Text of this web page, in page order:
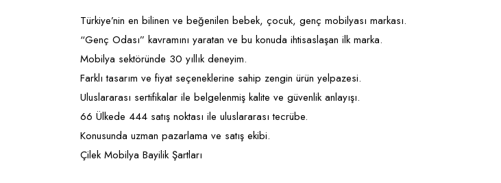
Türkiye’nin en bilinen ve beğenilen bebek, çocuk, genç mobilyası markası.
“Genç Odası” kavramını yaratan ve bu konuda ihtisaslaşan ilk marka.
Mobilya sektöründe 30 yıllık deneyim.
Farklı tasarım ve fiyat seçeneklerine sahip zengin ürün yelpazesi.
Uluslararası sertifikalar ile belgelenmiş kalite ve güvenlik anlayışı.
66 Ülkede 444 satış noktası ile uluslararası tecrübe.
Konusunda uzman pazarlama ve satış ekibi.
Çilek Mobilya Bayilik Şartları